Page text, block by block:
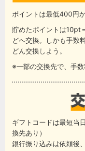
ポイントは最低400円
貯めたポイントは10pt
どへ交換。しかも手数
どん交換しよう。
※一部の交換先で、手数
ギフトコードは最短当
換先あり）
銀行振り込みは依頼後